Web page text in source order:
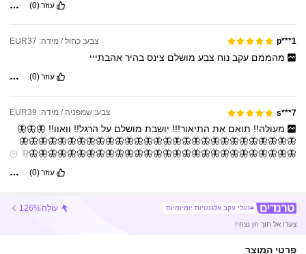
עוזר(0)
p***1 צבע: כחול / מידה: EUR37
מהממם עקב נוח צבע מושלם צינס בהיר אהבתייי
עוזר(0)
s***7 צבע: שמפניה / מידה: EUR39
מעולה!! תואם את התיאור!!! יושבת מושלם על הרגל!! וואוו!! 🦋🦋🦋
🦋🦋🦋🦋🦋🦋🦋🦋🦋🦋🦋🦋🦋🦋🦋🦋🦋🦋🦋🦋🦋🦋🦋🦋🦋🦋🦋🦋🦋
🦋🦋🦋🦋🦋🦋🦋🦋🦋🦋🦋🦋🦋🦋🦋🦋🦋🦋🦋🦋🦋🦋🦋🦋🦋🦋🦋🦋🦋
עוזר(0)
#נעלי עקב אלגנטיות יומיומיות עוֹלֶה126%
צעדו אל תוך חן נצחי!
פרטי המוצר